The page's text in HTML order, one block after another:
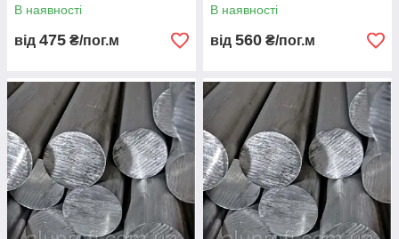
В наявності
від 475 ₴/пог.м
В наявності
від 560 ₴/пог.м